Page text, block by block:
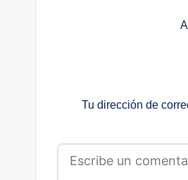
Tu dirección de